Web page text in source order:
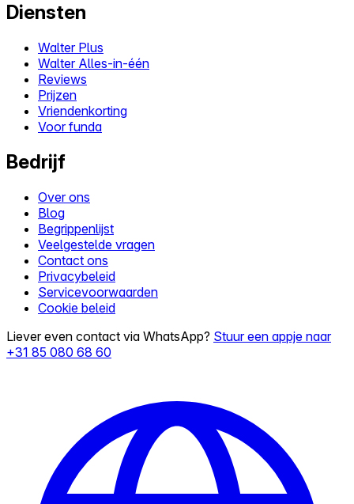
Diensten
Walter Plus
Walter Alles-in-één
Reviews
Prijzen
Vriendenkorting
Voor funda
Bedrijf
Over ons
Blog
Begrippenlijst
Veelgestelde vragen
Contact ons
Privacybeleid
Servicevoorwaarden
Cookie beleid
Liever even contact via WhatsApp? Stuur een appje naar
+31 85 080 68 60